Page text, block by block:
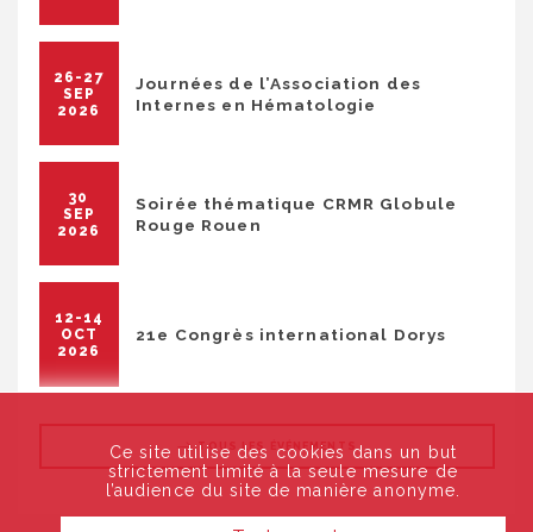
26-27
SEP
2026
Journées de l’Association des
Internes en Hématologie
30
SEP
2026
Soirée thématique CRMR Globule
Rouge Rouen
12-14
OCT
2026
21e Congrès international Dorys
TOUS LES ÉVÉNEMENTS
Ce site utilise des cookies dans un but
strictement limité à la seule mesure de
l’audience du site de manière anonyme.